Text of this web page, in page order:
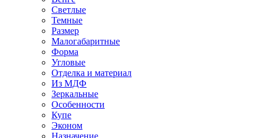
Светлые
Темные
Размер
Малогабаритные
Форма
Угловые
Отделка и материал
Из МДФ
Зеркальные
Особенности
Купе
Эконом
Назначение